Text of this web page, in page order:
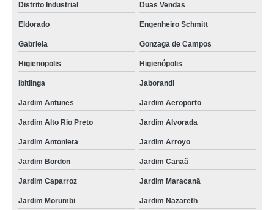
Distrito Industrial Duas Vendas
Eldorado Engenheiro Schmitt
Gabriela Gonzaga de Campos
Higienopolis Higienópolis
Ibitiinga Jaborandi
Jardim Antunes Jardim Aeroporto
Jardim Alto Rio Preto Jardim Alvorada
Jardim Antonieta Jardim Arroyo
Jardim Bordon Jardim Canaã
Jardim Caparroz Jardim Maracanã
Jardim Morumbi Jardim Nazareth